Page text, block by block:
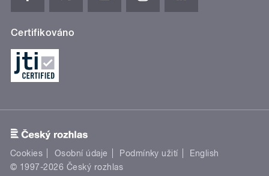
Certifikováno
Cookies Osobní údaje Podmínky užití
English
© 1997-2026 Český rozhlas